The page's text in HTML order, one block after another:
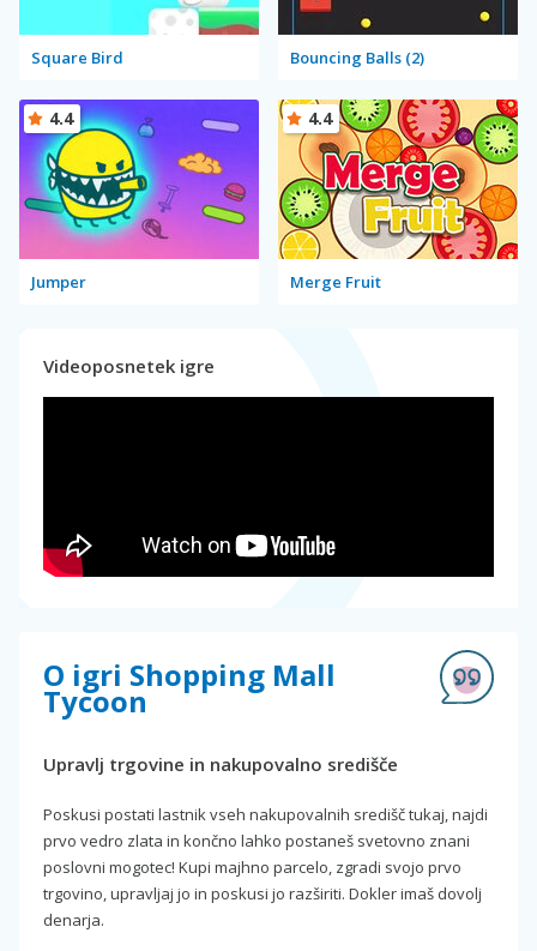
Square Bird Bouncing Balls (2)
Jumper
4.4
Merge Fruit
4.4
Videoposnetek igre
O igri Shopping Mall
Tycoon
Upravlj trgovine in nakupovalno središče
Poskusi postati lastnik vseh nakupovalnih središč tukaj, najdi
prvo vedro zlata in končno lahko postaneš svetovno znani
poslovni mogotec! Kupi majhno parcelo, zgradi svojo prvo
trgovino, upravljaj jo in poskusi jo razširiti. Dokler imaš dovolj
denarja.